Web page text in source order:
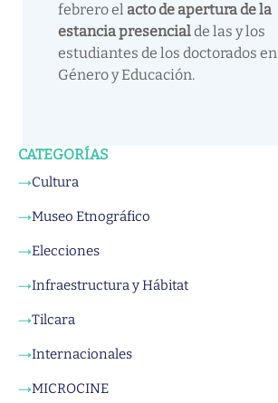
febrero el acto de apertura de la
estancia presencialde las y los
estudiantes de los doctorados en
Género y Educación.
CATEGORÍAS
→Cultura
→Museo Etnográfico
→Elecciones
→Infraestructura y Hábitat
→Tilcara
→Internacionales
→MICROCINE